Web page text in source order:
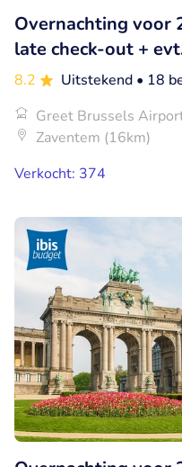
Overnachting voor
late check-out +
8.2 Uitstekend • 18
Greet Brussels
Zaventem (16km)
Verkocht: 374